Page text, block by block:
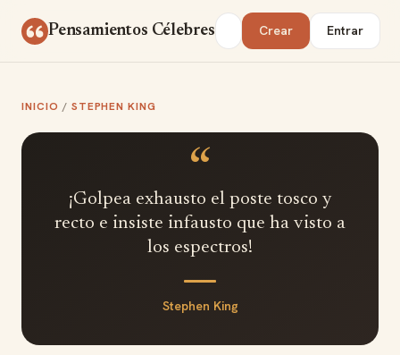
Pensamientos Célebres Buscar Crear Entrar
INICIO / STEPHEN KING
“
¡Golpea exhausto el poste tosco y
recto e insiste infausto que ha visto a
los espectros!
Stephen King